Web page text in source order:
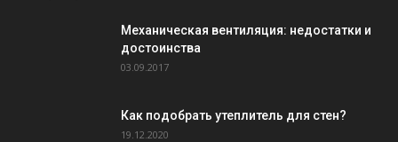
Механическая вентиляция: недостатки и
достоинства
03.09.2017
Как подобрать утеплитель для стен?
19.12.2020